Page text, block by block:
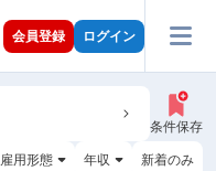
会員登録 ログイン
条件保存
雇用形態 年収 新着のみ